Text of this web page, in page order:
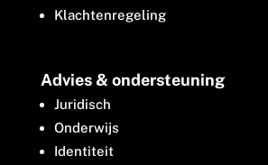
Klachtenregeling
Advies & ondersteuning
Juridisch
Onderwijs
Identiteit